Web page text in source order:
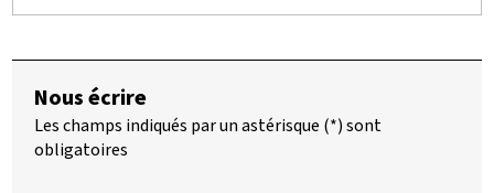
Nous écrire
Les champs indiqués par un astérisque (*) sont
obligatoires